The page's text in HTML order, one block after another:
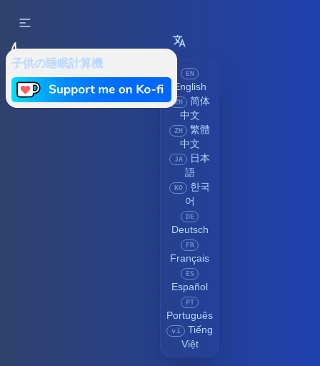
子供の睡眠計算機
EN
English
ZH
简体
中文
ZH
繁體
中文
JA
日本
語
KO
한국
어
DE
Deutsch
FR
Français
ES
Español
PT
Português
vi
Tiếng
Việt